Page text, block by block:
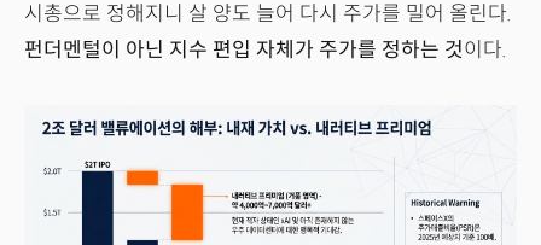
시총으로 정해지니 살 양도 늘어 다시 주가를 밀어 올린다.
펀더멘털이 아닌 지수 편입 자체가 주가를 정하는 것이다.